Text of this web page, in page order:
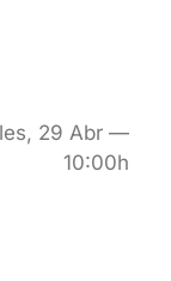
29 Abr —
10:00h